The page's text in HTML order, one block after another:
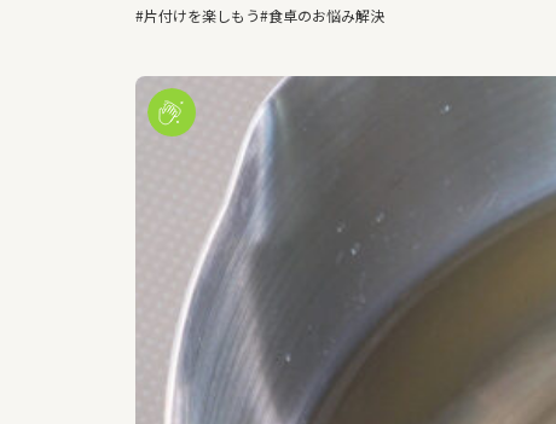
#片付けを楽しもう#食卓のお悩み解決